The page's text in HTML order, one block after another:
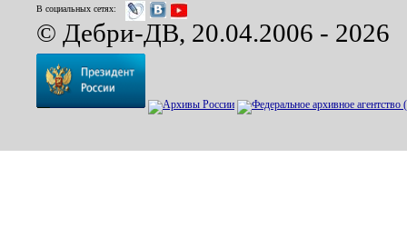
В социальных сетях:
© Дебри-ДВ, 20.04.2006 - 2026